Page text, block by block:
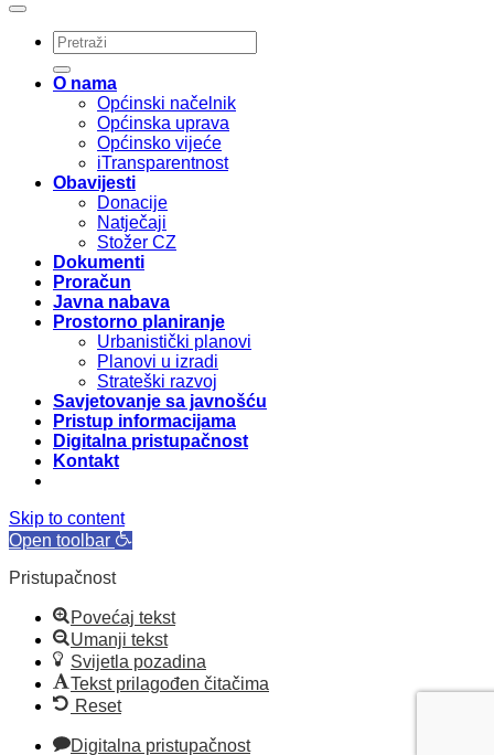
O nama
Općinski načelnik
Općinska uprava
Općinsko vijeće
iTransparentnost
Obavijesti
Donacije
Natječaji
Stožer CZ
Dokumenti
Proračun
Javna nabava
Prostorno planiranje
Urbanistički planovi
Planovi u izradi
Strateški razvoj
Savjetovanje sa javnošću
Pristup informacijama
Digitalna pristupačnost
Kontakt
Skip to content
Open toolbar
Pristupačnost
Povećaj tekst
Umanji tekst
Svijetla pozadina
Tekst prilagođen čitačima
Reset
Digitalna pristupačnost